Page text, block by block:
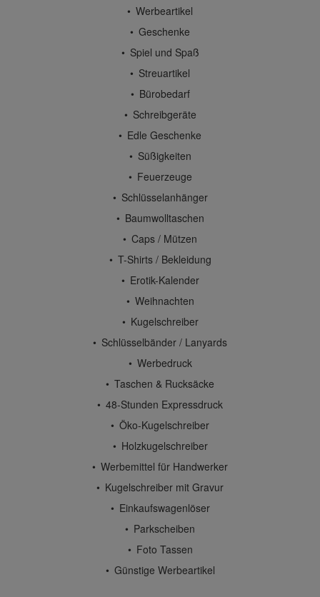
Werbeartikel
Geschenke
Spiel und Spaß
Streuartikel
Bürobedarf
Schreibgeräte
Edle Geschenke
Süßigkeiten
Feuerzeuge
Schlüsselanhänger
Baumwolltaschen
Caps / Mützen
T-Shirts / Bekleidung
Erotik-Kalender
Weihnachten
Kugelschreiber
Schlüsselbänder / Lanyards
Werbedruck
Taschen & Rucksäcke
48-Stunden Expressdruck
Öko-Kugelschreiber
Holzkugelschreiber
Werbemittel für Handwerker
Kugelschreiber mit Gravur
Einkaufswagenlöser
Parkscheiben
Foto Tassen
Günstige Werbeartikel